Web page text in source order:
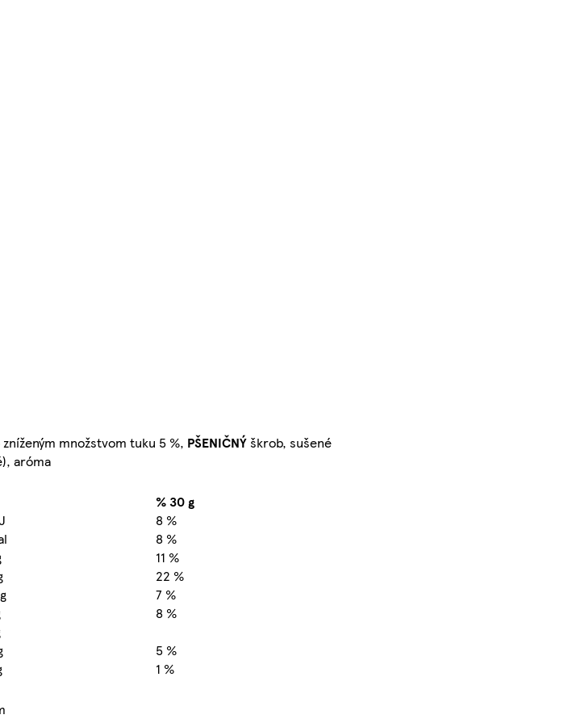
množstvom tuku 5 %, PŠENIČNÝškrob, sušené
aróma
% 30 g
8 %
8 %
11 %
22 %
7 %
8 %
5 %
1 %